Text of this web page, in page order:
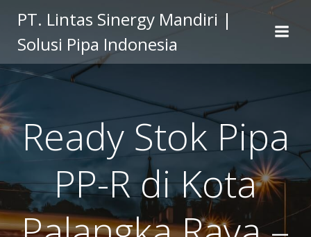
to
content
PT. Lintas Sinergy Mandiri |
Solusi Pipa Indonesia
Ready Stok Pipa
PP-R di Kota